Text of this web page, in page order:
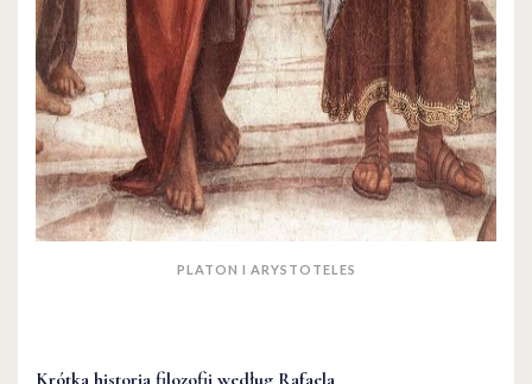
PLATON I ARYSTOTELES